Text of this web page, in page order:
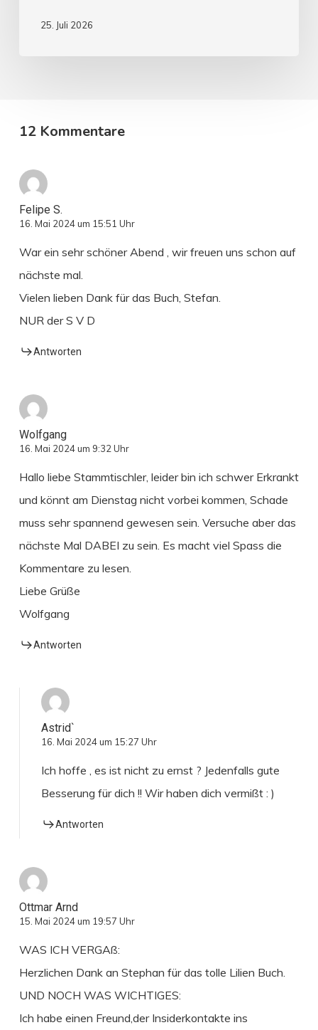
25. Juli 2026
12 Kommentare
Felipe S.
16. Mai 2024 um 15:51 Uhr
War ein sehr schöner Abend , wir freuen uns schon auf
nächste mal.
Vielen lieben Dank für das Buch, Stefan.
NUR der S V D
Antworten
Wolfgang
16. Mai 2024 um 9:32 Uhr
Hallo liebe Stammtischler, leider bin ich schwer Erkrankt
und könnt am Dienstag nicht vorbei kommen, Schade
muss sehr spannend gewesen sein. Versuche aber das
nächste Mal DABEI zu sein. Es macht viel Spass die
Kommentare zu lesen.
Liebe Grüße
Wolfgang
Antworten
Astrid`
16. Mai 2024 um 15:27 Uhr
Ich hoffe , es ist nicht zu ernst ? Jedenfalls gute
Besserung für dich !! Wir haben dich vermißt : )
Antworten
Ottmar Arnd
15. Mai 2024 um 19:57 Uhr
WAS ICH VERGAß:
Herzlichen Dank an Stephan für das tolle Lilien Buch.
UND NOCH WAS WICHTIGES:
Ich habe einen Freund,der Insiderkontakte ins